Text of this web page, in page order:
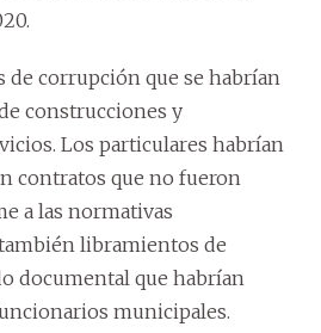
de corrupción que se habrían
construcciones y
Los particulares habrían
contratos que no fueron
a las normativas
libramientos de
documental que habrían
municipales.